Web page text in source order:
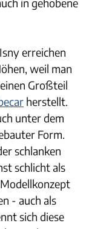
in gehobene
erreichen
weil man
Großteil
herstellt.
unter dem
Form.
schlanken
schlicht als
- auch als
sich diese